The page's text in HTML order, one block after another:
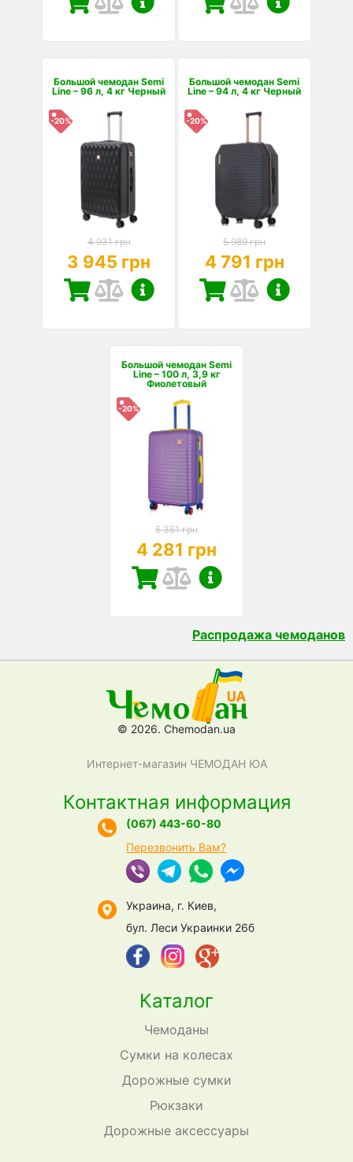
Большой чемодан Semi
Line – 96 л, 4 кг Черный
-20%
4 931 грн
3 945 грн
Большой чемодан Semi
Line – 94 л, 4 кг Черный
-20%
5 989 грн
4 791 грн
Большой чемодан Semi
Line – 100 л, 3,9 кг
Фиолетовый
-20%
5 351 грн
4 281 грн
Распродажа чемоданов
© 2026. Chemodan.ua
Интернет-магазин ЧЕМОДАН ЮА
Каталог
Чемоданы
Сумки на колесах
Дорожные сумки
Рюкзаки
Дорожные аксессуары
Контактная информация
(067) 443-60-80
Перезвонить Вам?
Украина, г. Киев,
бул. Леси Украинки 26б